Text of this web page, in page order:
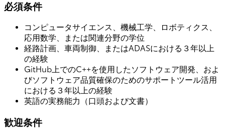
必須条件
コンピュータサイエンス、機械工学、ロボティクス、
応用数学、または関連分野の学位
経路計画、車両制御、またはADASにおける３年以上
の経験
GitHub上でのC++を使用したソフトウェア開発、およ
びソフトウェア品質確保のためのサポートツール活用
における３年以上の経験
英語の実務能力（口頭および文書）
歓迎条件